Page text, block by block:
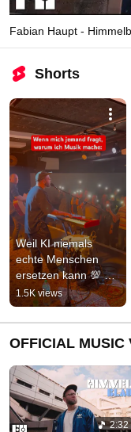
Fabian Haupt -
Shorts
Weil KI niemals
echte Menschen
ersetzen kann 💯
#livemusik
#musikentdecken
#konzert
1.5K views
OFFICIAL MUSIC
2:32